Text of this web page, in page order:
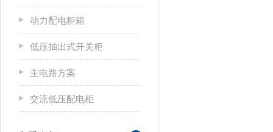
动力配电柜箱
低压抽出式开关柜
主电路方案
交流低压配电柜